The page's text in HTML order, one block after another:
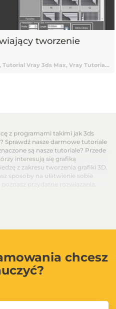
tworzenie
3ds Max poradnik, 3ds Max Vray, Tutorial Vray 3ds Max, Vray Tutorial, Vray, Vray 3ds Max tutorial, Vray Tutorial 3ds Max, Tutorial 3ds Max, 3ds Max Tutorial, Tutorial 3ds Max Vray, Tutorial online 3ds Max, Tutorial 3ds Max online, Nauka 3ds Max, 3ds Max Nauka, 3ds Max od podstaw, Podstawy 3ds Max, 3ds Max podstawy, Vray, V-ray, Tutorial V-ray, Tutorial Vray online, Darmowy kurs 3ds Max, 3ds Max tutorial Vray, Tutorial, Tutoriale, Darmowy tutorial, Tutorial 3ds Max po polsku, Tutorial 3ds Max pl, 3ds Max tutorial polski, 3ds Max tutorial po polsku, 3ds Max tutorial pl, Tutorial 3ds Max polski, Poradnik, Skrypty, Skrypty 3ds Max, Pluginy 3ds Max, Plugin 3ds Max, 3ds Max Plugin, Wtyczka 3ds Max, Sweep profile 3ds Max, Gzymsy w 3ds Max, Modyfikator Sweep
z programami takimi jak 3ds
Sprawdź nasze darmowe tutoriale
są nasze tutoriale? Przede
interesują się grafiką
z zakresu tworzenia grafiki 3D.
sposoby na ułatwienie sobie
chcesz